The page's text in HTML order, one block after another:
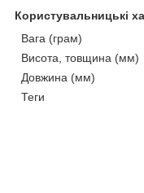
Користувальницькі
Вага (грам)
Висота, товщина (мм)
Довжина (мм)
Теги